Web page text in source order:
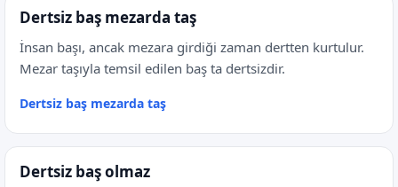
Dertsiz baş mezarda taş
İnsan başı, ancak mezara girdiği zaman dertten kurtulur.
Mezar taşıyla temsil edilen baş ta dertsizdir.
Dertsiz baş mezarda taş
Dertsiz baş olmaz